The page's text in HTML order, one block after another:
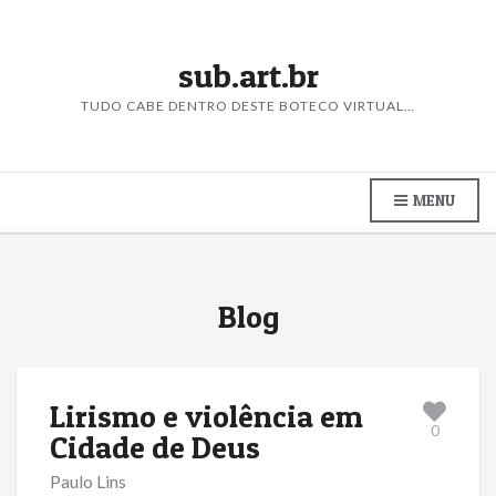
sub.art.br
TUDO CABE DENTRO DESTE BOTECO VIRTUAL…
MENU
Blog
Lirismo e violência em
Cidade de Deus
0
Paulo Lins